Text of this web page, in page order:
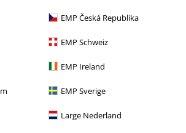
EMP Česká Republika
EMP Schweiz
EMP Ireland
EMP Sverige
Large Nederland
T-Shirtar
Svarta t-shirts